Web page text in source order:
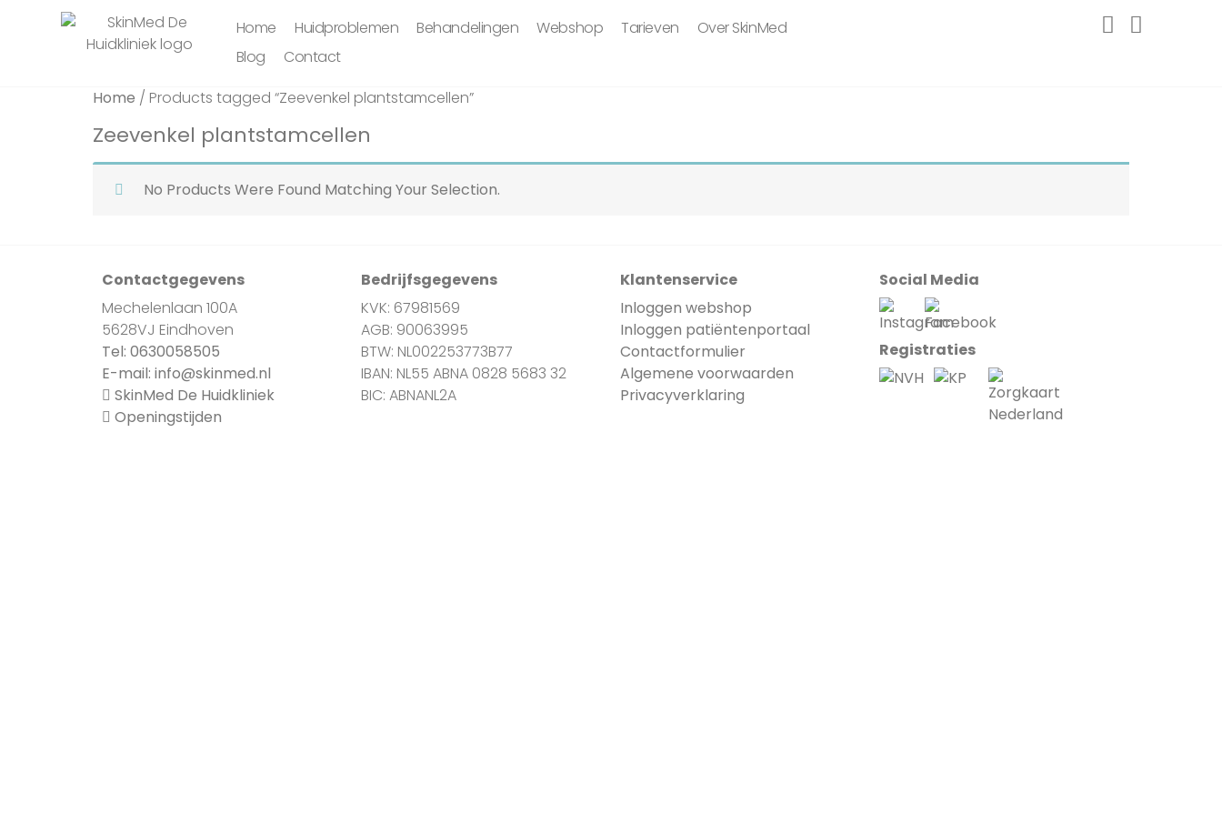
Home Huidproblemen Behandelingen Webshop Tarieven
Over SkinMed
Blog
Contact
Home / Products tagged “Zeevenkel plantstamcellen”
Zeevenkel plantstamcellen
No Products Were Found Matching Your Selection.
Contactgegevens
Mechelenlaan 100A
5628VJ Eindhoven
Tel: 0630058505
E-mail: info@skinmed.nl
SkinMed De Huidkliniek
Openingstijden
Bedrijfsgegevens
KVK: 67981569
AGB: 90063995
BTW: NL002253773B77
IBAN: NL55 ABNA 0828 5683 32
BIC: ABNANL2A
Klantenservice
Inloggen webshop
Inloggen patiëntenportaal
Contactformulier
Algemene voorwaarden
Privacyverklaring
Social Media
Registraties